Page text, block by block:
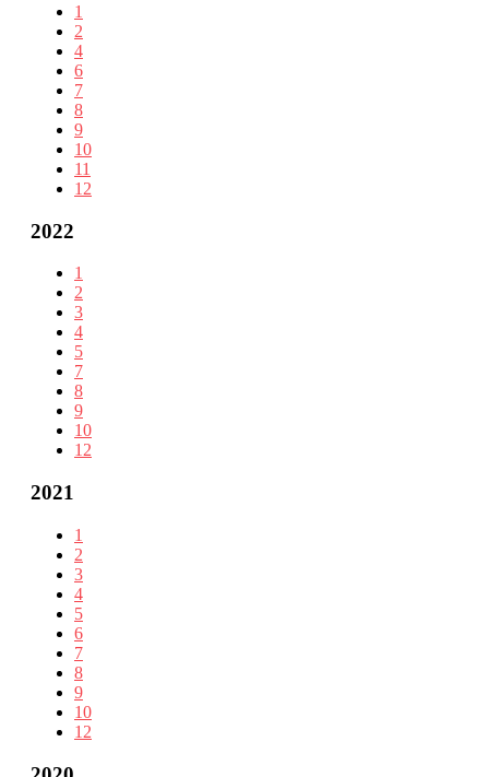
1
2
4
6
7
8
9
10
11
12
2022
1
2
3
4
5
7
8
9
10
12
2021
1
2
3
4
5
6
7
8
9
10
12